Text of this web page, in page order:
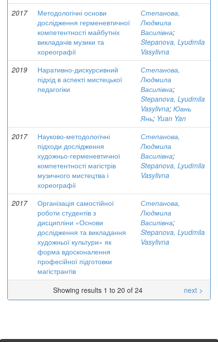
2017
Методологічні основи
дослідження герменевтичної
компетентності майбутніх
викладачів музики та
хореографії
Степанова,
Людмила
Василівна;
Stepanova, Lyudmila
Vasylivna
2019
Наративно-дискурсивний
підхід в аспекті мистецької
педагогіки
Степанова,
Людмила
Василівна;
Stepanova, Lyudmila
Vasylivna; Юань
Янь; Yuan Yan
2017
Науково-методологічні
підходи дослідження
художньо-герменевтичної
компетентності магістрів
музичного мистецтва і
хореографії
Степанова,
Людмила
Василівна;
Stepanova, Lyudmila
Vasylivna
2017
Організація самостійної
роботи студентів з
дисципліни «Основи
дослідження та викладання
художньої культури» як
форма вдосконалення
професійної підготовки
магістрантів
Степанова,
Людмила
Василівна;
Stepanova, Lyudmila
Vasylivna
Showing results 1 to 20 of 24 next >